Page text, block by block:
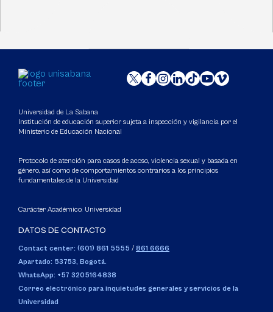
Universidad de La Sabana
Institución de educación superior sujeta a inspección y vigilancia por el
Ministerio de Educación Nacional
Protocolo de atención para casos de acoso, violencia sexual y basada en
género, así como de comportamientos contrarios a los principios
fundamentales de la Universidad
Carácter Académico: Universidad
DATOS DE CONTACTO
Contact center: (601) 861 5555 / 861 6666
Apartado: 53753, Bogotá.
WhatsApp: +57 3205164838
Correo electrónico para inquietudes generales y servicios de la
Universidad